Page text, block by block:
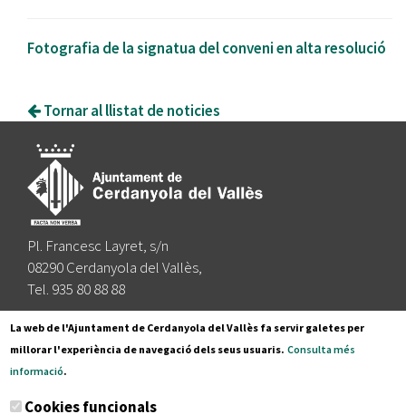
Fotografia de la signatua del conveni en alta resolució
Tornar al llistat de noticies
Pl. Francesc Layret, s/n
08290 Cerdanyola del Vallès,
Tel. 935 80 88 88
Segueix-nos a:
Subscriu-te al nostre butlletí
La web de l'Ajuntament de Cerdanyola del Vallès fa servir galetes per
millorar l'experiència de navegació dels seus usuaris. Consulta més
informació.
Cookies funcionals